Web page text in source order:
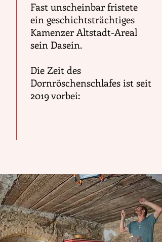
Fast unscheinbar fristete
ein geschichtsträchtiges
Kamenzer Altstadt-Areal
sein Dasein.
Die Zeit des
Dornröschenschlafes ist seit
2019 vorbei: